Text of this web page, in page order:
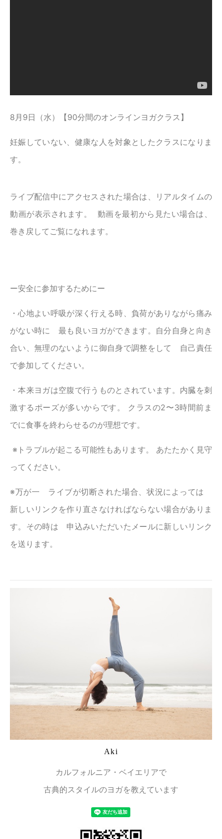
8月9日（水）【90分間のオンラインヨガクラス】
妊娠していない、健康な人を対象としたクラスになりま
す。
ライブ配信中にアクセスされた場合は、リアルタイムの
動画が表示されます。 動画を最初から見たい場合は、
巻き戻してご覧になれます。
ー安全に参加するためにー
・心地よい呼吸が深く行える時、負荷がありながら痛み
がない時に 最も良いヨガができます。自分自身と向き
合い、無理のないように御自身で調整をして 自己責任
で参加してください。
・本来ヨガは空腹で行うものとされています。内臓を刺
激するポーズが多いからです。 クラスの2〜3時間前ま
でに食事を終わらせるのが理想です。
※トラブルが起こる可能性もあります。 あたたかく見守
ってください。
※万が一 ライブが切断された場合、状況によっては
新しいリンクを作り直さなければならない場合がありま
す。その時は 申込みいただいたメールに新しいリンク
を送ります。
Aki
カルフォルニア・ベイエリアで
古典的スタイルのヨガを教えています